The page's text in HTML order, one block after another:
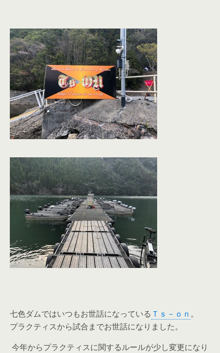
七色ダムではいつもお世話になっている Ｔｓ－ｏｎ 。
プラクティスから試合までお世話になりました。
今年からプラクティスに関するルールが少し変更になり